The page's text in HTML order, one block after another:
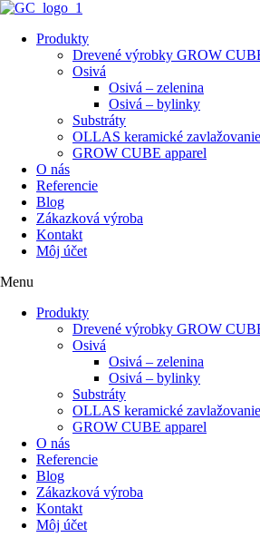
Preskočiť
obsah
Produkty
Drevené výrobky GROW
Osivá
Osivá – zelenina
Osivá – bylinky
Substráty
OLLAS keramické zavlažovanie
GROW CUBE apparel
O nás
Referencie
Blog
Zákazková výroba
Kontakt
Môj účet
Menu
Produkty
Drevené výrobky GROW
Osivá
Osivá – zelenina
Osivá – bylinky
Substráty
OLLAS keramické zavlažovanie
GROW CUBE apparel
O nás
Referencie
Blog
Zákazková výroba
Kontakt
Môj účet